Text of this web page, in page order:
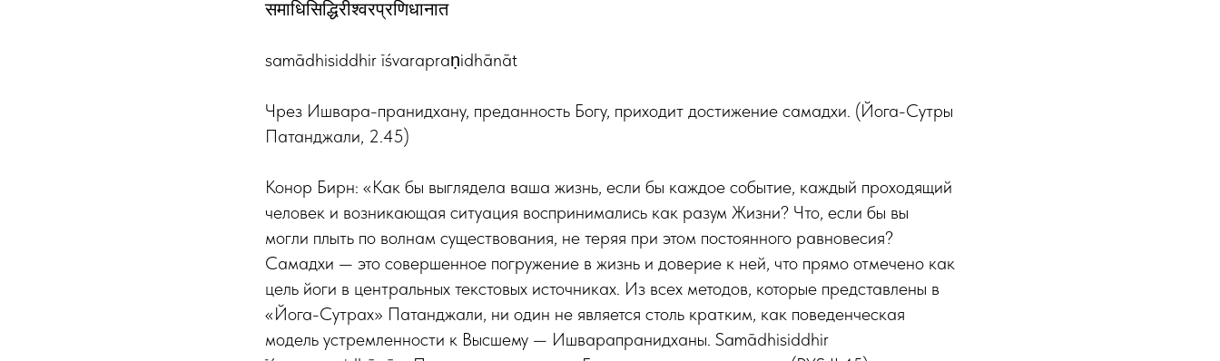
समाधिसिद्धिरीश्वरप्रणिधानात
samādhisiddhir īśvarapraṇidhānāt
Чрез Ишвара-пранидхану, преданность Богу, приходит достижение самадхи. (Йога-Сутры
Патанджали, 2.45)
Конор Бирн: «Как бы выглядела ваша жизнь, если бы каждое событие, каждый проходящий
человек и возникающая ситуация воспринимались как разум Жизни? Что, если бы вы
могли плыть по волнам существования, не теряя при этом постоянного равновесия?
Самадхи — это совершенное погружение в жизнь и доверие к ней, что прямо отмечено как
цель йоги в центральных текстовых источниках. Из всех методов, которые представлены в
«Йога-Сутрах» Патанджали, ни один не является столь кратким, как поведенческая
модель устремленности к Высшему — Ишварапранидханы. Samādhisiddhir